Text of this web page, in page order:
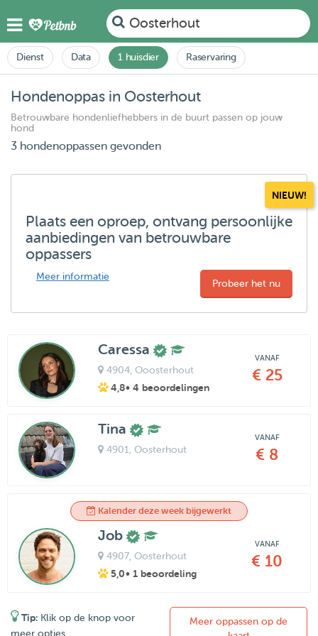
Oosterhout
Dienst Data 1 huisdier Raservaring
Hondenoppas in Oosterhout
Betrouwbare hondenliefhebbers in de buurt passen op jouw
hond
3 hondenoppassen gevonden
NIEUW!
Plaats een oproep, ontvang persoonlijke
aanbiedingen van betrouwbare
oppassers
Meer informatie
Probeer het nu
Caressa
4904, Ooosterhout
4,8• 4 beoordelingen
VANAF
€ 25
Tina
4901 , Oosterhout
VANAF
€ 8
Kalender deze week bijgewerkt
Job
4907, Oosterhout
5,0• 1 beoordeling
VANAF
€ 10
Tip: Klik op de knop voor
meer opties
Meer oppassen op de